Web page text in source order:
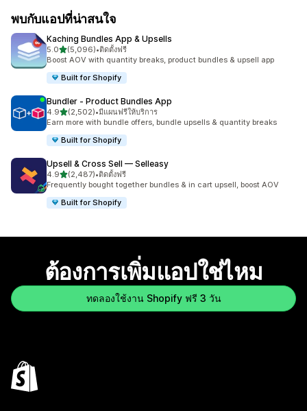
พบกับแอปที่น่าสนใจ
Kaching Bundles App & Upsells
5.0เต็ม 5 ดาว
(5,096)
ทั้งหมด 5096 รีวิว
•ติดตั้งฟรี
Boost AOV with quantity breaks, product bundles & upsell app
Built for Shopify
Bundler ‑ Product Bundles App
4.9เต็ม 5 ดาว
(2,502)
ทั้งหมด 2502 รีวิว
•มีแผนฟรีให้บริการ
Earn more with bundle offers, bundle upsells & quantity breaks
Built for Shopify
Upsell & Cross Sell — Selleasy
4.9เต็ม 5 ดาว
(2,487)
ทั้งหมด 2487 รีวิว
•ติดตั้งฟรี
Frequently bought together bundles & in cart upsell, boost AOV
Built for Shopify
ต้องการเพิ่มแอปใช่ไหม
ทดลองใช้งาน Shopify ฟรี 3 วัน